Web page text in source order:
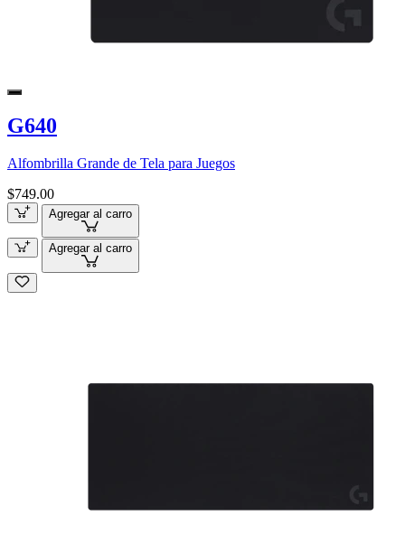
G640
Alfombrilla Grande de Tela para Juegos
$749.00
Agregar al carro
Agregar al carro